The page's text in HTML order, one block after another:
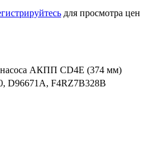
для просмотра цен
насоса АКПП CD4E (374 мм)
D96671A, F4RZ7B328B